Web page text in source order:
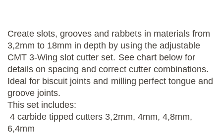
Create slots, grooves and rabbets in materials from
3,2mm to 18mm in depth by using the adjustable
CMT 3-Wing slot cutter set. See chart below for
details on spacing and correct cutter combinations.
Ideal for biscuit joints and milling perfect tongue and
groove joints.
This set includes:
4 carbide tipped cutters 3,2mm, 4mm, 4,8mm,
6,4mm